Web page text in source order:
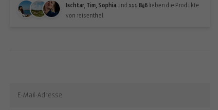
Ischtar, Tim, Sophia und 111.846 lieben die Produkte
von reisenthel.